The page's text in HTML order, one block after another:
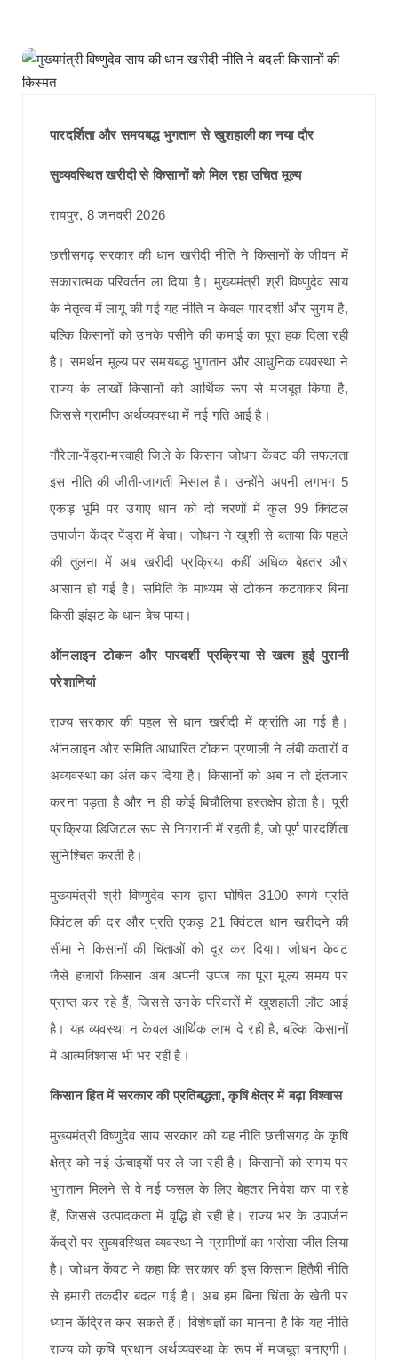
पारदर्शिता और समयबद्ध भुगतान से खुशहाली का नया दौर
सुव्यवस्थित खरीदी से किसानों को मिल रहा उचित मूल्य
रायपुर, 8 जनवरी 2026
छत्तीसगढ़ सरकार की धान खरीदी नीति ने किसानों के जीवन में
सकारात्मक परिवर्तन ला दिया है। मुख्यमंत्री श्री विष्णुदेव साय
के नेतृत्व में लागू की गई यह नीति न केवल पारदर्शी और सुगम है,
बल्कि किसानों को उनके पसीने की कमाई का पूरा हक दिला रही
है। समर्थन मूल्य पर समयबद्ध भुगतान और आधुनिक व्यवस्था ने
राज्य के लाखों किसानों को आर्थिक रूप से मजबूत किया है,
जिससे ग्रामीण अर्थव्यवस्था में नई गति आई है।
गौरेला-पेंड्रा-मरवाही जिले के किसान जोधन केंवट की सफलता
इस नीति की जीती-जागती मिसाल है। उन्होंने अपनी लगभग 5
एकड़ भूमि पर उगाए धान को दो चरणों में कुल 99 क्विंटल
उपार्जन केंद्र पेंड्रा में बेचा। जोधन ने खुशी से बताया कि पहले
की तुलना में अब खरीदी प्रक्रिया कहीं अधिक बेहतर और
आसान हो गई है। समिति के माध्यम से टोकन कटवाकर बिना
किसी झंझट के धान बेच पाया।
ऑनलाइन टोकन और पारदर्शी प्रक्रिया से खत्म हुई पुरानी
परेशानियां
राज्य सरकार की पहल से धान खरीदी में क्रांति आ गई है।
ऑनलाइन और समिति आधारित टोकन प्रणाली ने लंबी कतारों व
अव्यवस्था का अंत कर दिया है। किसानों को अब न तो इंतजार
करना पड़ता है और न ही कोई बिचौलिया हस्तक्षेप होता है। पूरी
प्रक्रिया डिजिटल रूप से निगरानी में रहती है, जो पूर्ण पारदर्शिता
सुनिश्चित करती है।
मुख्यमंत्री श्री विष्णुदेव साय द्वारा घोषित 3100 रुपये प्रति
क्विंटल की दर और प्रति एकड़ 21 क्विंटल धान खरीदने की
सीमा ने किसानों की चिंताओं को दूर कर दिया। जोधन केवट
जैसे हजारों किसान अब अपनी उपज का पूरा मूल्य समय पर
प्राप्त कर रहे हैं, जिससे उनके परिवारों में खुशहाली लौट आई
है। यह व्यवस्था न केवल आर्थिक लाभ दे रही है, बल्कि किसानों
में आत्मविश्वास भी भर रही है।
किसान हित में सरकार की प्रतिबद्धता, कृषि क्षेत्र में बढ़ा विश्वास
मुख्यमंत्री विष्णुदेव साय सरकार की यह नीति छत्तीसगढ़ के कृषि
क्षेत्र को नई ऊंचाइयों पर ले जा रही है। किसानों को समय पर
भुगतान मिलने से वे नई फसल के लिए बेहतर निवेश कर पा रहे
हैं, जिससे उत्पादकता में वृद्धि हो रही है। राज्य भर के उपार्जन
केंद्रों पर सुव्यवस्थित व्यवस्था ने ग्रामीणों का भरोसा जीत लिया
है। जोधन केंवट ने कहा कि सरकार की इस किसान हितैषी नीति
से हमारी तकदीर बदल गई है। अब हम बिना चिंता के खेती पर
ध्यान केंद्रित कर सकते हैं। विशेषज्ञों का मानना है कि यह नीति
राज्य को कृषि प्रधान अर्थव्यवस्था के रूप में मजबूत बनाएगी।